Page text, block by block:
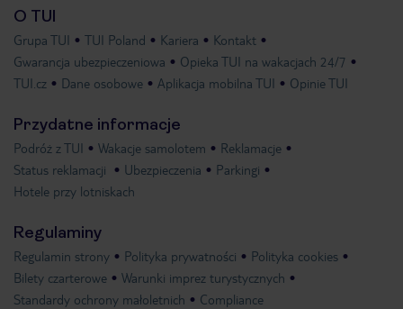
O TUI
Grupa TUI TUI Poland Kariera
Kontakt
Gwarancja ubezpieczeniowa
Opieka TUI na wakacjach 24/7
TUI.cz
Dane osobowe Aplikacja mobilna TUI Opinie TUI
Przydatne informacje
Podróż z TUI Wakacje samolotem
Reklamacje
Status reklamacji
Ubezpieczenia
Parkingi
Hotele przy lotniskach
Regulaminy
Regulamin strony Polityka prywatności
Polityka cookies
Bilety czarterowe
Warunki imprez turystycznych
Standardy ochrony małoletnich
Compliance